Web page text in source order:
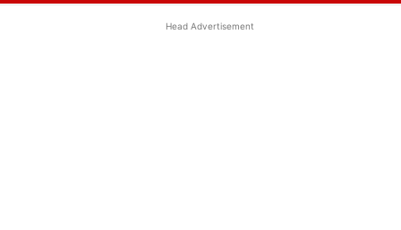
Head Advertisement